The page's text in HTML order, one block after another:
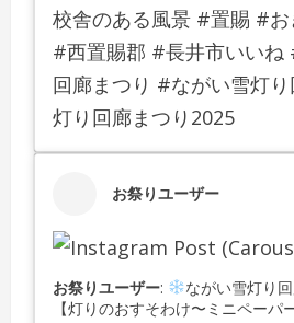
校舎のある風景 #置賜 #
#西置賜郡 #長井市いいね
回廊まつり #ながい雪灯
灯り回廊まつり2025
お祭りユーザー
お祭りユーザー:
ながい雪灯り
【灯りのおすそわけ〜ミニペーパ